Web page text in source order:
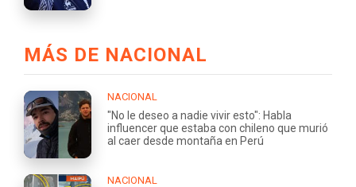
MÁS DE NACIONAL
NACIONAL
"No le deseo a nadie vivir esto": Habla
influencer que estaba con chileno que murió
al caer desde montaña en Perú
NACIONAL